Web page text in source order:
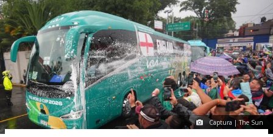
Captura | The Sun